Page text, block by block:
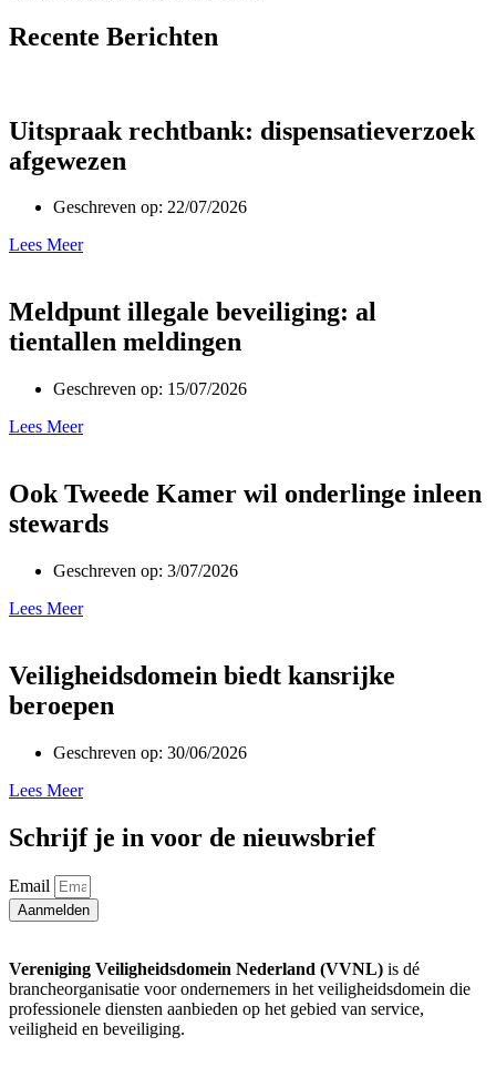
Recente Berichten
Uitspraak rechtbank: dispensatieverzoek
afgewezen
Geschreven op: 22/07/2026
Lees Meer
Meldpunt illegale beveiliging: al
tientallen meldingen
Geschreven op: 15/07/2026
Lees Meer
Ook Tweede Kamer wil onderlinge inleen
stewards
Geschreven op: 3/07/2026
Lees Meer
Veiligheidsdomein biedt kansrijke
beroepen
Geschreven op: 30/06/2026
Lees Meer
Schrijf je in voor de nieuwsbrief
Email
Aanmelden
Vereniging Veiligheidsdomein Nederland (VVNL) is dé
brancheorganisatie voor ondernemers in het veiligheidsdomein die
professionele diensten aanbieden op het gebied van service,
veiligheid en beveiliging.